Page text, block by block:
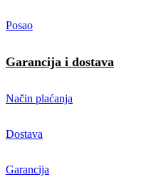
Posao
Garancija i dostava
Način plaćanja
Dostava
Garancija